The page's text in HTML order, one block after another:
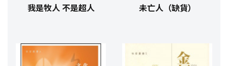
我是牧人 不是超人 未亡人（缺貨）